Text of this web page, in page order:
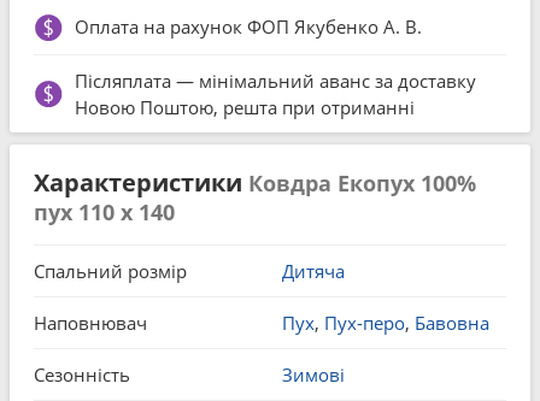
Оплата на рахунок ФОП Якубенко А. В.
Післяплата — мінімальний аванс за доставку
Новою Поштою, решта при отриманні
Характеристики Ковдра Екопух 100%
пух 110 x 140
Спальний розмір Дитяча
Наповнювач Пух, Пух-перо, Бавовна
Сезонність Зимові